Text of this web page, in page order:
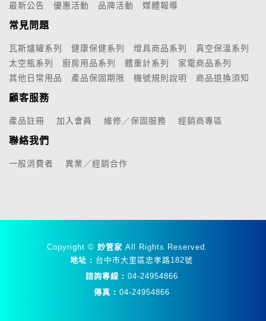
最新公告 優惠活動 品牌活動 媒體報導
常見問題
瓦斯爐罐系列 健康保健系列 燈具商品系列
真空保溫系列
太空瓶系列
廚房用品系列 體重計系列
家電商品系列
其他日常用品
產品保固期限 機號規則說明 商品退換須知
顧客服務
產品註冊 加入會員 維修／保固服務 經銷商專區
聯絡我們
一般消費者 異業／經銷合作
Copyright © 妙管家 All Rights Reserved.
地址 : 台中市大里區忠孝路182號
諮詢專線 : 04-24954866
傳真 : 04-24954866